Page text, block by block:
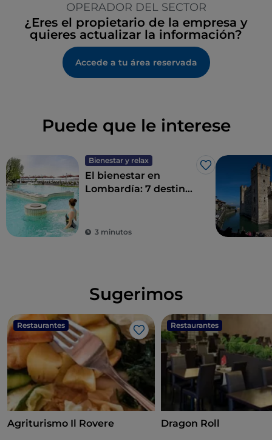
OPERADOR DEL SECTOR
¿Eres el propietario de la empresa y
quieres actualizar la información?
Accede a tu área reservada
Puede que le interese
Bienestar y relax
Me gusta
El bienestar en
Lombardía: 7 destinos
3 minutos
Sugerimos
Restaurantes
Me gusta
Agriturismo Il Rovere
Restaurantes
Dragon Roll